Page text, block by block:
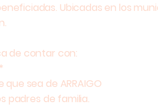
Ubicadas en los
de contar con:
sea de ARRAIGO
padres de familia.